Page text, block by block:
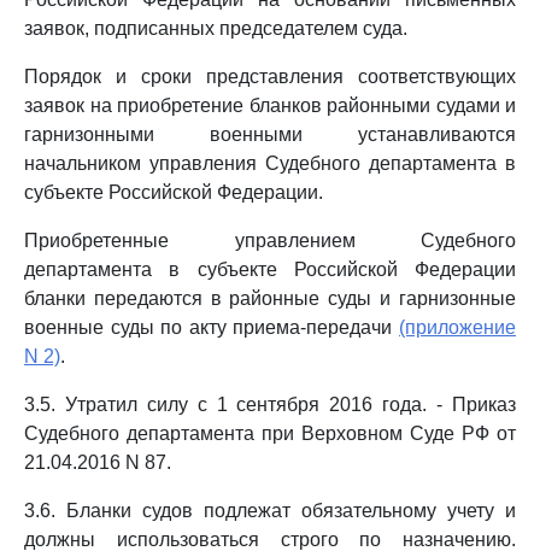
заявок, подписанных председателем суда.
Порядок и сроки представления соответствующих
заявок на приобретение бланков районными судами и
гарнизонными военными устанавливаются
начальником управления Судебного департамента в
субъекте Российской Федерации.
Приобретенные управлением Судебного
департамента в субъекте Российской Федерации
бланки передаются в районные суды и гарнизонные
военные суды по акту приема-передачи (приложение
N 2).
3.5. Утратил силу с 1 сентября 2016 года. - Приказ
Судебного департамента при Верховном Суде РФ от
21.04.2016 N 87.
3.6. Бланки судов подлежат обязательному учету и
должны использоваться строго по назначению.